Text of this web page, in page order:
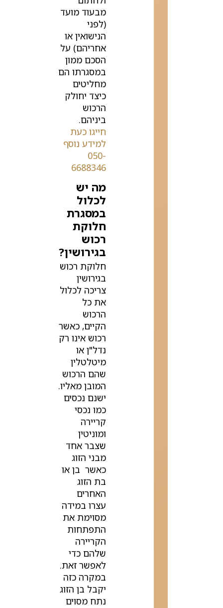
מבעוד מועד
(לפני
הנישואין או
אחריהם) על
הסכם ממון
במסגרתו הם
מחליטים
כיצד יחולק
הרכוש
ביניהם.
חייגו כעת
למידע נוסף
050-
6688346
מה יש
לכלול
במסגרת
חלוקת
רכוש
בגירושין?
חלוקת רכוש
בגירושין
צריכה לכלול
את כל
הרכוש
הקיים, כאשר
רכוש אינו רק
נדל"ן או
מיטלטלין
שהם הרכוש
המובן מאליו.
ישנם נכסים
כמו נכסי
קריירה
ומוניטין
שצבר אחד
מבני הזוג
כאשר בן או
בת הזוג
האחרים
עצרו במידה
מסוימת את
התפתחות
הקריירה
שלהם כדי
לאפשר זאת.
במקרה כזה
יקבל בן הזוג
נתח מסוים